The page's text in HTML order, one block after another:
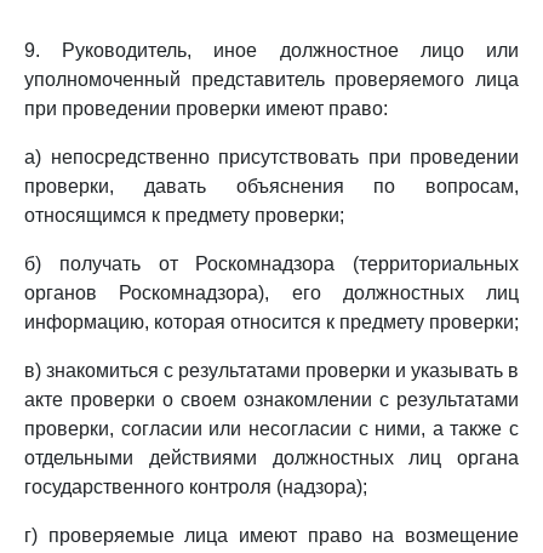
9. Руководитель, иное должностное лицо или
уполномоченный представитель проверяемого лица
при проведении проверки имеют право:
а) непосредственно присутствовать при проведении
проверки, давать объяснения по вопросам,
относящимся к предмету проверки;
б) получать от Роскомнадзора (территориальных
органов Роскомнадзора), его должностных лиц
информацию, которая относится к предмету проверки;
в) знакомиться с результатами проверки и указывать в
акте проверки о своем ознакомлении с результатами
проверки, согласии или несогласии с ними, а также с
отдельными действиями должностных лиц органа
государственного контроля (надзора);
г) проверяемые лица имеют право на возмещение